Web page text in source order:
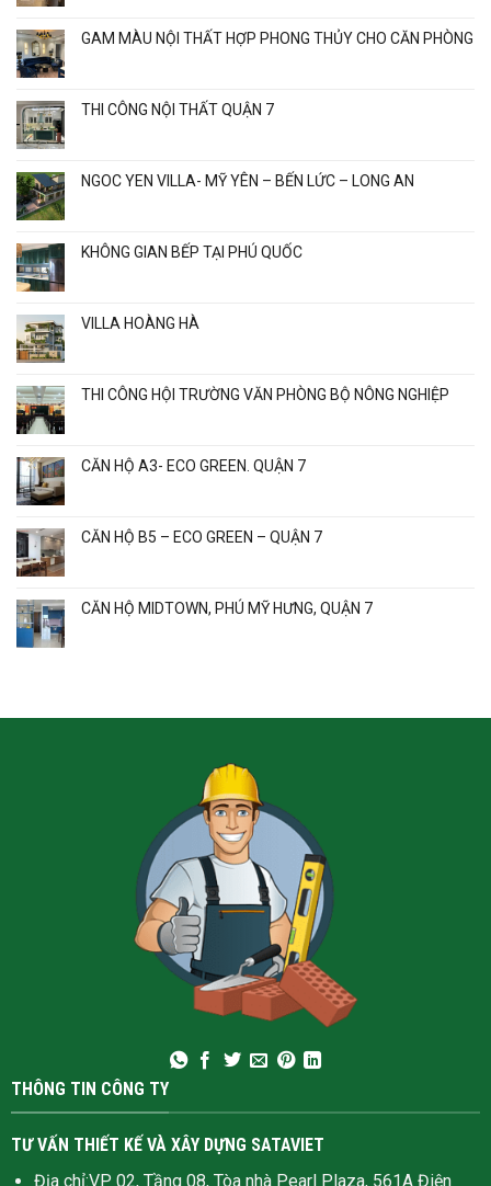
GAM MÀU NỘI THẤT HỢP PHONG THỦY CHO CĂN PHÒNG
THI CÔNG NỘI THẤT QUẬN 7
NGOC YEN VILLA- MỸ YÊN – BẾN LỨC – LONG AN
KHÔNG GIAN BẾP TẠI PHÚ QUỐC
VILLA HOÀNG HÀ
THI CÔNG HỘI TRƯỜNG VĂN PHÒNG BỘ NÔNG NGHIỆP
CĂN HỘ A3- ECO GREEN. QUẬN 7
CĂN HỘ B5 – ECO GREEN – QUẬN 7
CĂN HỘ MIDTOWN, PHÚ MỸ HƯNG, QUẬN 7
THÔNG TIN CÔNG TY
TƯ VẤN THIẾT KẾ VÀ XÂY DỰNG SATAVIET
Địa chỉ:VP 02, Tầng 08, Tòa nhà Pearl Plaza, 561A Điện